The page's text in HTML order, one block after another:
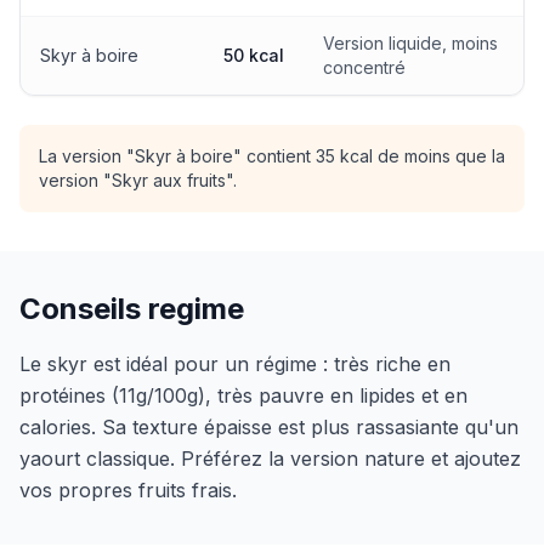
Skyr à boire 50 kcal
Version liquide, moins
concentré
La version "Skyr à boire" contient 35 kcal de moins que la
version "Skyr aux fruits".
Conseils regime
Le skyr est idéal pour un régime : très riche en
protéines (11g/100g), très pauvre en lipides et en
calories. Sa texture épaisse est plus rassasiante qu'un
yaourt classique. Préférez la version nature et ajoutez
vos propres fruits frais.